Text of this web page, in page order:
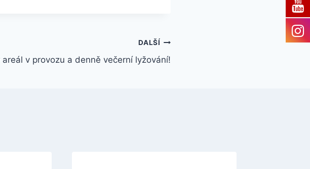
DALŠÍ
areál v provozu a denně večerní lyžování!